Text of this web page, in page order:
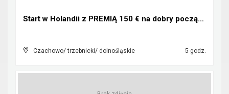
Start w Holandii z PREMIĄ 150 € na dobry początek!...
Czachowo/ trzebnicki/ dolnośląskie 5 godz.